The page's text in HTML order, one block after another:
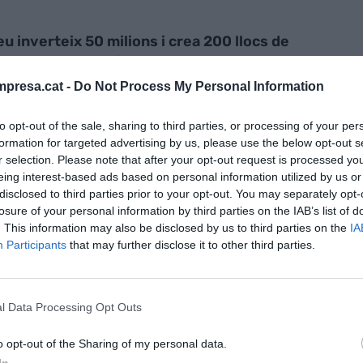
- Do Not Process My Personal Information
opt-out of the sale, sharing to third parties, or processing of your
for targeted advertising by us, please use the below opt-out
selection. Please note that after your opt-out request is processed
interest-based ads based on personal information utilized by us
to third parties prior to your opt-out. You may separately
of your personal information by third parties on the IAB’s list of
This information may also be disclosed by us to third parties on the
Participants that may further disclose it to other third parties.
Data Processing Opt Outs
opt-out of the Sharing of my personal data.
inverteix 50 milions i crea 200 llocs de
4 noves botigues
la qualitat dels productes dels dos
cadena (Grup Bonpreu ). A més, també
personalitzat que ofereixen i la gran oferta de
que s'ha considerat. El preu també és un
poques empreses d'alimentació que hagin
hi ha novament una cadena d'alimentació